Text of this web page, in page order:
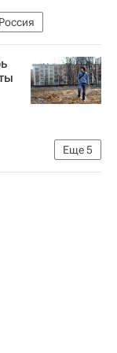
Россия
Еще5